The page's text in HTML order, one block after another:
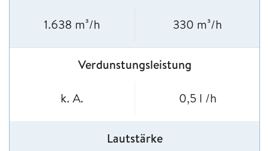
1.638 m³/h 330 m³/h
Verdunstungsleistung
k. A. 0,5 l /h
Lautstärke